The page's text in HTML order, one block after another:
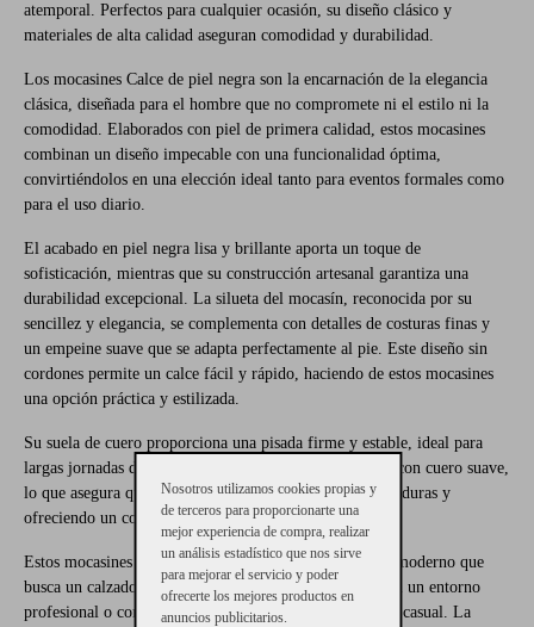
atemporal. Perfectos para cualquier ocasión, su diseño clásico y
materiales de alta calidad aseguran comodidad y durabilidad.
Los mocasines Calce de piel negra son la encarnación de la elegancia
clásica, diseñada para el hombre que no compromete ni el estilo ni la
comodidad. Elaborados con piel de primera calidad, estos mocasines
combinan un diseño impecable con una funcionalidad óptima,
convirtiéndolos en una elección ideal tanto para eventos formales como
para el uso diario.
El acabado en piel negra lisa y brillante aporta un toque de
sofisticación, mientras que su construcción artesanal garantiza una
durabilidad excepcional. La silueta del mocasín, reconocida por su
sencillez y elegancia, se complementa con detalles de costuras finas y
un empeine suave que se adapta perfectamente al pie. Este diseño sin
cordones permite un calce fácil y rápido, haciendo de estos mocasines
una opción práctica y estilizada.
Su suela de cuero proporciona una pisada firme y estable, ideal para
largas jornadas de pie. Además, el interior está forrado con cuero suave,
lo que asegura que cada paso sea cómodo, evitando rozaduras y
ofreciendo un confort superior durante todo el día.
Estos mocasines son la opción perfecta para el hombre moderno que
busca un calzado versátil que pueda llevarse con traje en un entorno
profesional o con pantalones chinos en una ocasión más casual. La
Nosotros utilizamos cookies propias y
de terceros para proporcionarte una
mejor experiencia de compra, realizar
un análisis estadístico que nos sirve
para mejorar el servicio y poder
ofrecerte los mejores productos en
anuncios publicitarios.